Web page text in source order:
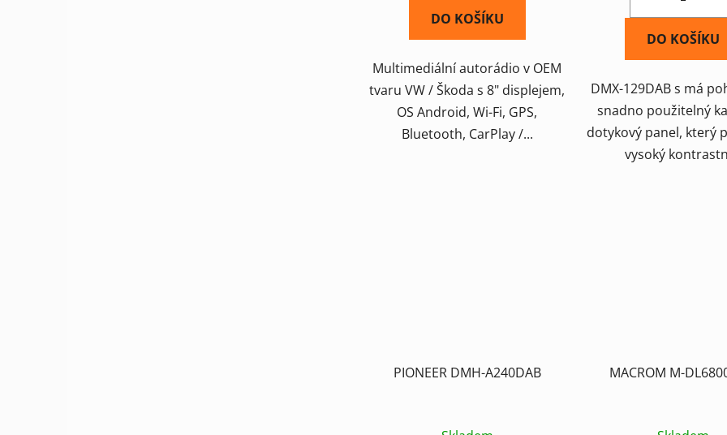
DO KOŠÍKU
Multimediální autorádio v OEM
tvaru VW / Škoda s 8" displejem,
OS Android, Wi-Fi, GPS,
Bluetooth, CarPlay /...
DO KOŠÍKU
DMX-129DAB s má
snadno použitelný
dotykový panel, který
vysoký
PIONEER DMH-A240DAB MACROM M-